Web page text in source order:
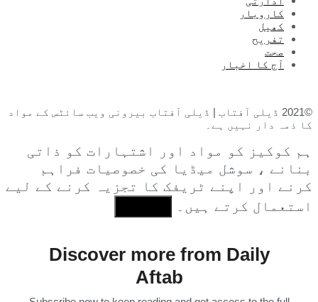
کاروبار
کھیل
تفریح
صحت
آج کا اخبار
©2021 ڈیلی آفتاب | ڈیلی آفتاب بیرونی ویب سائٹس کے مواد
کا ذمہ دار نہیں ہے۔
ہم کوکیز کو مواد اور اشتہارات کو ذاتی
بنانے ، سوشل میڈیا کی خصوصیات فراہم
کرنے اور اپنے ٹریفک کا تجزیہ کرنے کے لیے
استعمال کرتے ہیں۔
Discover more from Daily
Aftab